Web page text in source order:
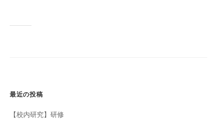
最近の投稿
【校内研究】研修